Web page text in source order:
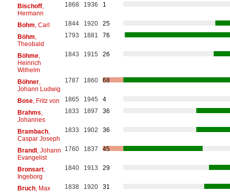
Bischoff,
Hermann
1868 1936 1
Bohm , Carl 1844 1920
25
Böhm
Theobald
1793 1881 76
Böhme,
Heinrich
Wilhelm
1843 1915 26
Böhner,
Johann Ludwig
1787 1860 68
Bose, Fritz von 1865 1945
4
Brahms
Johannes
1833 1897 36
Brambach,
Caspar Joseph
1833 1902 36
Brandl, Johann
Evangelist
1760 1837 45
Bronsart,
Ingeborg
1840 1913 29
Bruch, Max 1838 1920
31